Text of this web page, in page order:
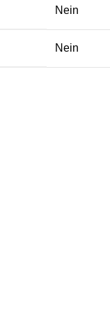
Nein
Nein